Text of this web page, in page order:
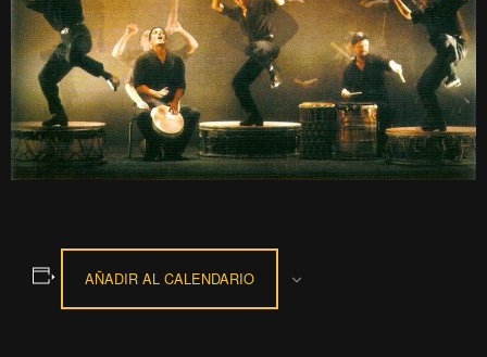
AÑADIR AL CALENDARIO